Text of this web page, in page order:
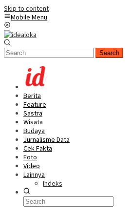
Skip to content
Mobile Menu
Search
Berita
Feature
Sastra
Wisata
Budaya
Jurnalisme Data
Cek Fakta
Foto
Video
Lainnya
Indeks